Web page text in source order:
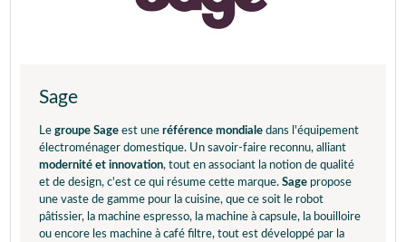
Sage
Le groupe Sage est une référence mondiale dans l'équipement
électroménager domestique. Un savoir-faire reconnu, alliant
modernité et innovation, tout en associant la notion de qualité
et de design, c'est ce qui résume cette marque. Sage propose
une vaste de gamme pour la cuisine, que ce soit le robot
pâtissier, la machine espresso, la machine à capsule, la bouilloire
ou encore les machine à café filtre, tout est développé par la